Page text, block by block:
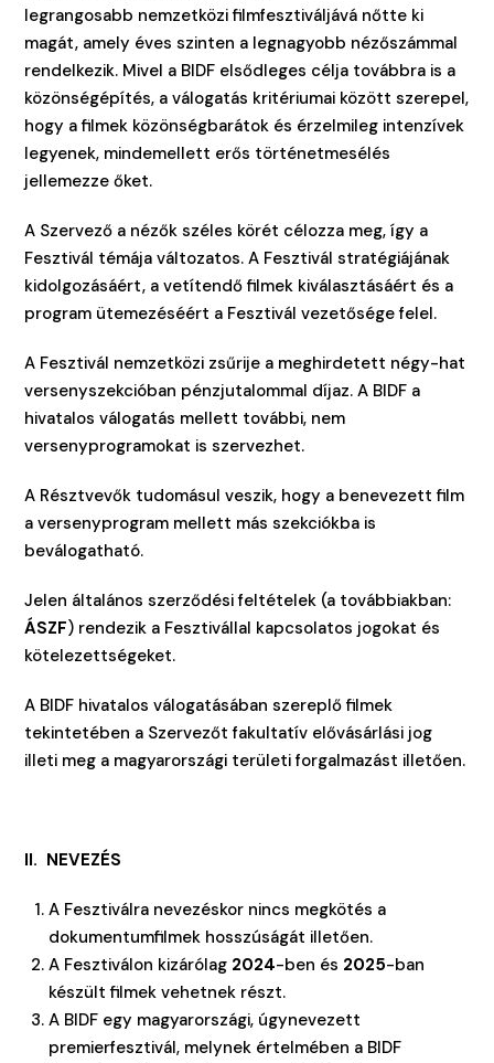
legrangosabb nemzetközi filmfesztiváljává nőtte ki
magát, amely éves szinten a legnagyobb nézőszámmal
rendelkezik. Mivel a BIDF elsődleges célja továbbra is a
közönségépítés, a válogatás kritériumai között szerepel,
hogy a filmek közönségbarátok és érzelmileg intenzívek
legyenek, mindemellett erős történetmesélés
jellemezze őket.
A Szervező a nézők széles körét célozza meg, így a
Fesztivál témája változatos. A Fesztivál stratégiájának
kidolgozásáért, a vetítendő filmek kiválasztásáért és a
program ütemezéséért a Fesztivál vezetősége felel.
A Fesztivál nemzetközi zsűrije a meghirdetett négy-hat
versenyszekcióban pénzjutalommal díjaz. A BIDF a
hivatalos válogatás mellett további, nem
versenyprogramokat is szervezhet.
A Résztvevők tudomásul veszik, hogy a benevezett film
a versenyprogram mellett más szekciókba is
beválogatható.
Jelen általános szerződési feltételek (a továbbiakban:
ÁSZF) rendezik a Fesztivállal kapcsolatos jogokat és
kötelezettségeket.
A BIDF hivatalos válogatásában szereplő filmek
tekintetében a Szervezőt fakultatív elővásárlási jog
illeti meg a magyarországi területi forgalmazást illetően.
II. NEVEZÉS
A Fesztiválra nevezéskor nincs megkötés a
dokumentumfilmek hosszúságát illetően.
A Fesztiválon kizárólag 2024-ben és 2025-ban
készült filmek vehetnek részt.
A BIDF egy magyarországi, úgynevezett
premierfesztivál, melynek értelmében a BIDF